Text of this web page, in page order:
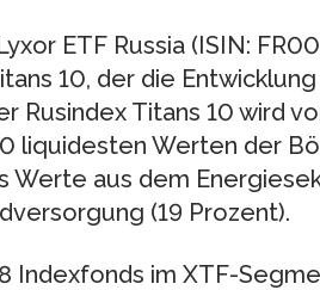
ETF Russia (ISIN:
10, der die
Rusindex Titans 10 wird
liquidesten Werten der
aus dem
(19 Prozent).
Indexfonds im XTF-